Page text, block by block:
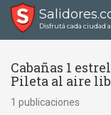
Disfrutá cada ciudad
Cabañas 1
Pileta al aire
1 publicaciones